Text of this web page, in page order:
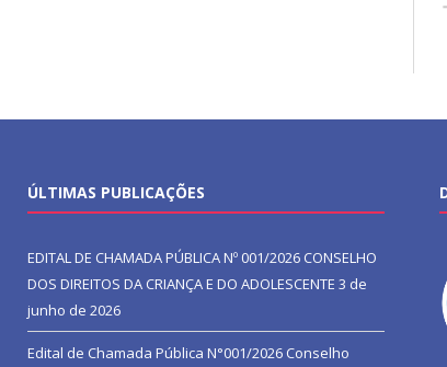
ÚLTIMAS PUBLICAÇÕES
EDITAL DE CHAMADA PÚBLICA Nº 001/2026 CONSELHO
DOS DIREITOS DA CRIANÇA E DO ADOLESCENTE 3 de
junho de 2026
Edital de Chamada Pública N°001/2026 Conselho